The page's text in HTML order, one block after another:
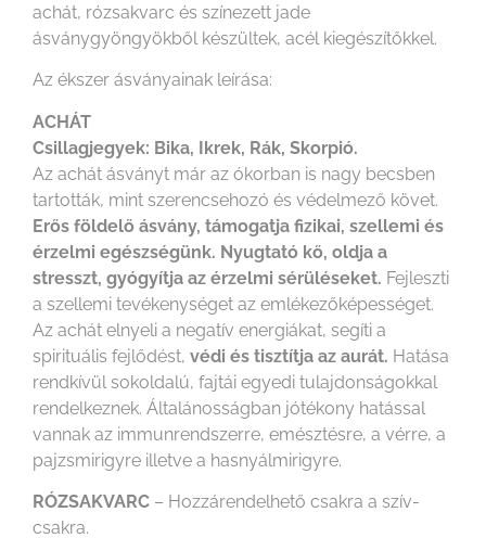
achát, rózsakvarc és színezett jade
ásványgyöngyökből készültek, acél kiegészítőkkel.
Az ékszer ásványainak leírása:
ACHÁT
Csillagjegyek: Bika, Ikrek, Rák, Skorpió.
Az achát ásványt már az ókorban is nagy becsben
tartották, mint szerencsehozó és védelmező követ.
Erős földelő ásvány, támogatja fizikai, szellemi és
érzelmi egészségünk. Nyugtató kő, oldja a
stresszt, gyógyítja az érzelmi sérüléseket. Fejleszti
a szellemi tevékenységet az emlékezőképességet.
Az achát elnyeli a negatív energiákat, segíti a
spirituális fejlődést, védi és tisztítja az aurát. Hatása
rendkívül sokoldalú, fajtái egyedi tulajdonságokkal
rendelkeznek. Általánosságban jótékony hatással
vannak az immunrendszerre, emésztésre, a vérre, a
pajzsmirigyre illetve a hasnyálmirigyre.
RÓZSAKVARC – Hozzárendelhető csakra a szív-
csakra.